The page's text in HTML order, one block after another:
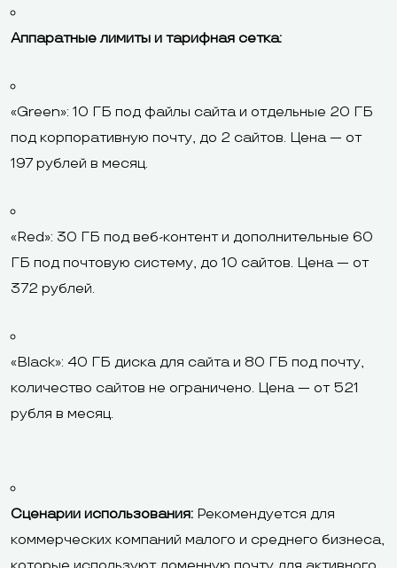
Аппаратные лимиты и тарифная сетка:
«Green»: 10 ГБ под файлы сайта и отдельные 20 ГБ
под корпоративную почту, до 2 сайтов. Цена — от
197 рублей в месяц.
«Red»: 30 ГБ под веб-контент и дополнительные 60
ГБ под почтовую систему, до 10 сайтов. Цена — от
372 рублей.
«Black»: 40 ГБ диска для сайта и 80 ГБ под почту,
количество сайтов не ограничено. Цена — от 521
рубля в месяц.
Сценарии использования: Рекомендуется для
коммерческих компаний малого и среднего бизнеса,